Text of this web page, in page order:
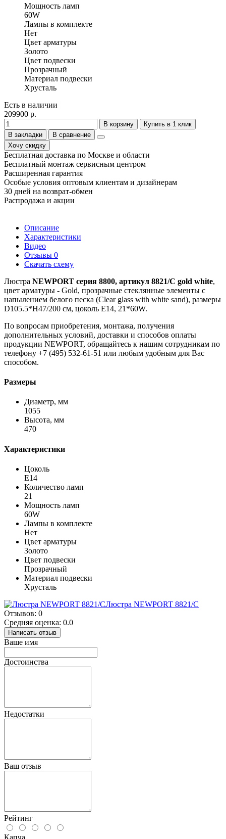
Мощность ламп
60W
Лампы в комплекте
Нет
Цвет арматуры
Золото
Цвет подвески
Прозрачный
Материал подвески
Хрусталь
Есть в наличии
209900 р.
В корзину
Купить в 1 клик
В закладки
В сравнение
Хочу скидку
Бесплатная доставка по Москве и области
Бесплатный монтаж сервисным центром
Расширенная гарантия
Особые условия оптовым клиентам и дизайнерам
30 дней на возврат-обмен
Распродажа и акции
Описание
Характеристики
Видео
Отзывы 0
Скачать схему
Люстра NEWPORT серия 8800, артикул 8821/C gold white,
цвет арматуры - Gold, прозрачные стеклянные элементы с
напылением белого песка (Clear glass with white sand), размеры
D105.5*H47/200 см, цоколь E14, 21*60W.
По вопросам приобретения, монтажа, получения
дополнительных условий, доставки и способов оплаты
продукции NEWPORT, обращайтесь к нашим сотрудникам по
телефону +7 (495) 532-61-51 или любым удобным для Вас
способом.
Размеры
Диаметр, мм
1055
Высота, мм
470
Характеристики
Цоколь
E14
Количество ламп
21
Мощность ламп
60W
Лампы в комплекте
Нет
Цвет арматуры
Золото
Цвет подвески
Прозрачный
Материал подвески
Хрусталь
Люстра NEWPORT 8821/C
Отзывов: 0
Средняя оценка: 0.0
Написать отзыв
Ваше имя
Достоинства
Недостатки
Ваш отзыв
Рейтинг
Капча